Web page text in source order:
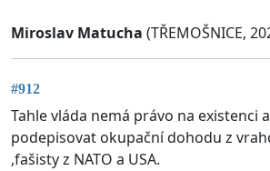
Miroslav Matucha (TŘEMOŠNICE,
#912
Tahle vláda nemá právo na existenci
podepisovat okupační dohodu z
,fašisty z NATO a USA.